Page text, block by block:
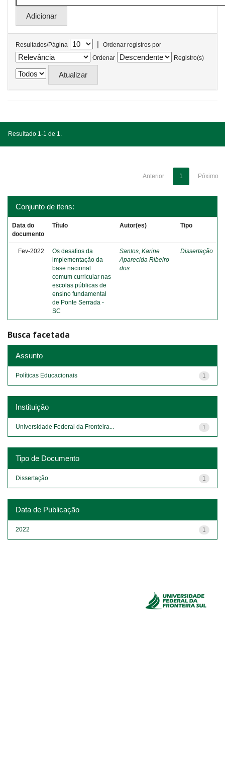
Resultados/Página |
Ordenar registros por
Ordenar
Registro(s)
Resultado 1-1 de 1.
Anterior 1 Póximo
Conjunto de itens:
Data do
documento
Título Autor(es) Tipo
Fev-2022
Os desafios da
implementação da
base nacional
comum curricular nas
escolas públicas de
ensino fundamental
de Ponte Serrada -
SC
Santos, Karine
Aparecida Ribeiro
dos
Dissertação
Busca facetada
Assunto
1
Políticas Educacionais
Instituição
1
Universidade Federal da Fronteira...
Tipo de Documento
1
Dissertação
Data de Publicação
1
2022